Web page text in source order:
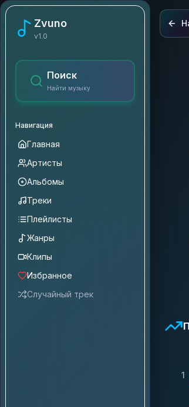
Zvuno
v1.0
Поиск
Найти музыку
Навигация
Главная
Артисты
Альбомы
Треки
Плейлисты
Жанры
Клипы
Избранное
Случайный трек
Queens
1